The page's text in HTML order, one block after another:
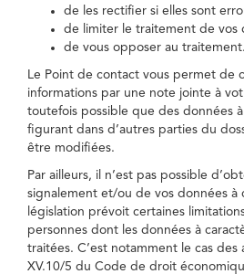
de les rectifier si elles sont
de limiter le traitement de vos
de vous opposer au traitement.
Le Point de contact vous permet de
informations par une note jointe à
toutefois possible que des données
figurant dans d’autres parties du
être modifiées.
Par ailleurs, il n’est pas possible
signalement et/ou de vos données à
législation prévoit certaines
personnes dont les données à
traitées. C’est notamment le cas des
XV.10/5 du Code de droit